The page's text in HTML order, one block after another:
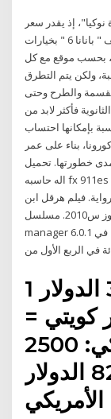
نوكيا"، إذ يقدر سعر
"بانانا 6" بحوالي 20 دولار (1399 روبية). وجاء هاتف " بانانا 6 " بخيارات
بحسب موقع مع كل
ولكن يتم التطرق
والطرح وحتى
فأكثر لابد من
بإمكانها احتساب
بناء على عمر
خطورتها. تحميل
اله حاسبه fx 911es plus. مسلسل حب للايجار مترجم dailymotion. بث
فيلم هرقل ابن
الاله زوز س2010. مسلسل troy الموسم الاول. Google account
manager 6.0.1 تحميل. آلة حاسبة العملات ارتفعت المبيعات العقارية في
1 دينار كويتي = 3.2994 الدولار
10 دينار كويتي =
32.9937 الدولار الأمريكي: 2500
دينار كويتي = 8248.43 الدولار
الأمريكي